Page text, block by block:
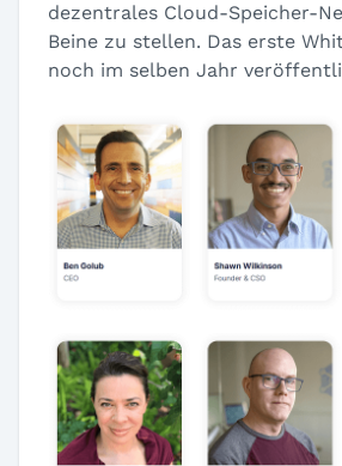
dezentrales Cloud-Speicher-
Beine zu stellen. Das erste
noch im selben Jahr